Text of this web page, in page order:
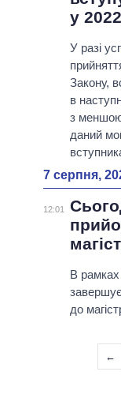
у
У разі
Закону,
в
з меншою
даний
7 серпня,
12:01
В рамках
до
←